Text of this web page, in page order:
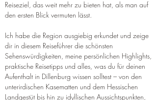
Reiseziel, das weit mehr zu bieten hat, als man auf
den ersten Blick vermuten lässt.
Ich habe die Region ausgiebig erkundet und zeige
dir in diesem Reiseführer die schönsten
Sehenswürdigkeiten, meine persönlichen Highlights,
praktische Reisetipps und alles, was du für deinen
Aufenthalt in Dillenburg wissen solltest – von den
unterirdischen Kasematten und dem Hessischen
Landgestüt bis hin zu idyllischen Aussichtspunkten,